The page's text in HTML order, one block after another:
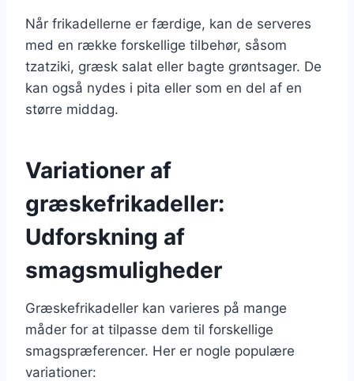
Når frikadellerne er færdige, kan de serveres
med en række forskellige tilbehør, såsom
tzatziki, græsk salat eller bagte grøntsager. De
kan også nydes i pita eller som en del af en
større middag.
Variationer af
græskefrikadeller:
Udforskning af
smagsmuligheder
Græskefrikadeller kan varieres på mange
måder for at tilpasse dem til forskellige
smagspræferencer. Her er nogle populære
variationer: